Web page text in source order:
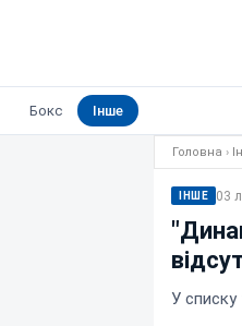
Бокс Інше
Головна ›
ІНШЕ 03
У списку